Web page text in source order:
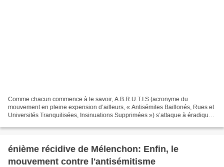
Comme chacun commence à le savoir, A.B.R.U.T.I.S (acronyme du
mouvement en pleine expension d’ailleurs, « Antisémites Baillonés, Rues et
Universités Tranquilisées, Insinuations Supprimées ») s’attaque à éradiquer
énième récidive de Mélenchon: Enfin, le
mouvement contre l'antisémitisme